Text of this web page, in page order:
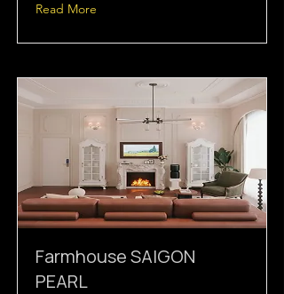
Read More
Farmhouse SAIGON
PEARL